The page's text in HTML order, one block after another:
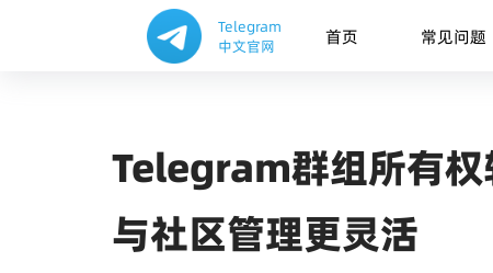
Telegram
中文官网
首页 常见问题
Telegram群组所有权
与社区管理更灵活